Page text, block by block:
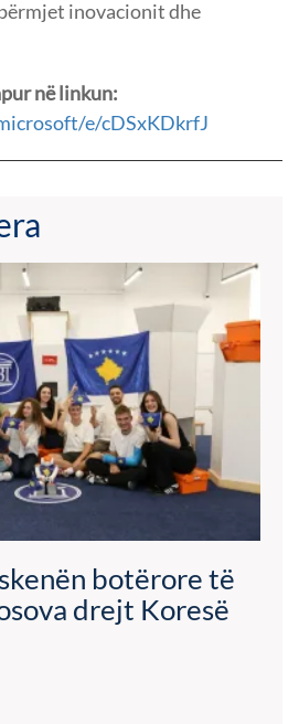
inovacionit dhe
në linkun:
e/cDSxKDkrfJ
botërore të
drejt Koresë